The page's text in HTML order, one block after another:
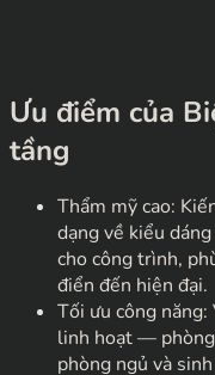
Ưu điểm của
tầng
Thẩm mỹ cao:
dạng về kiểu
cho công trình,
điển đến hiện đại.
Tối ưu công
linh hoạt — phòng
phòng ngủ và